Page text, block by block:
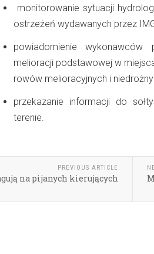
monitorowanie sytuacji
ostrzeżeń wydawanych przez
powiadomienie wykonawców
melioracji podstawowej w
rowów melioracyjnych i
przekazanie informacji do
terenie.
PREVIOUS ARTICLE
na pijanych kierujących